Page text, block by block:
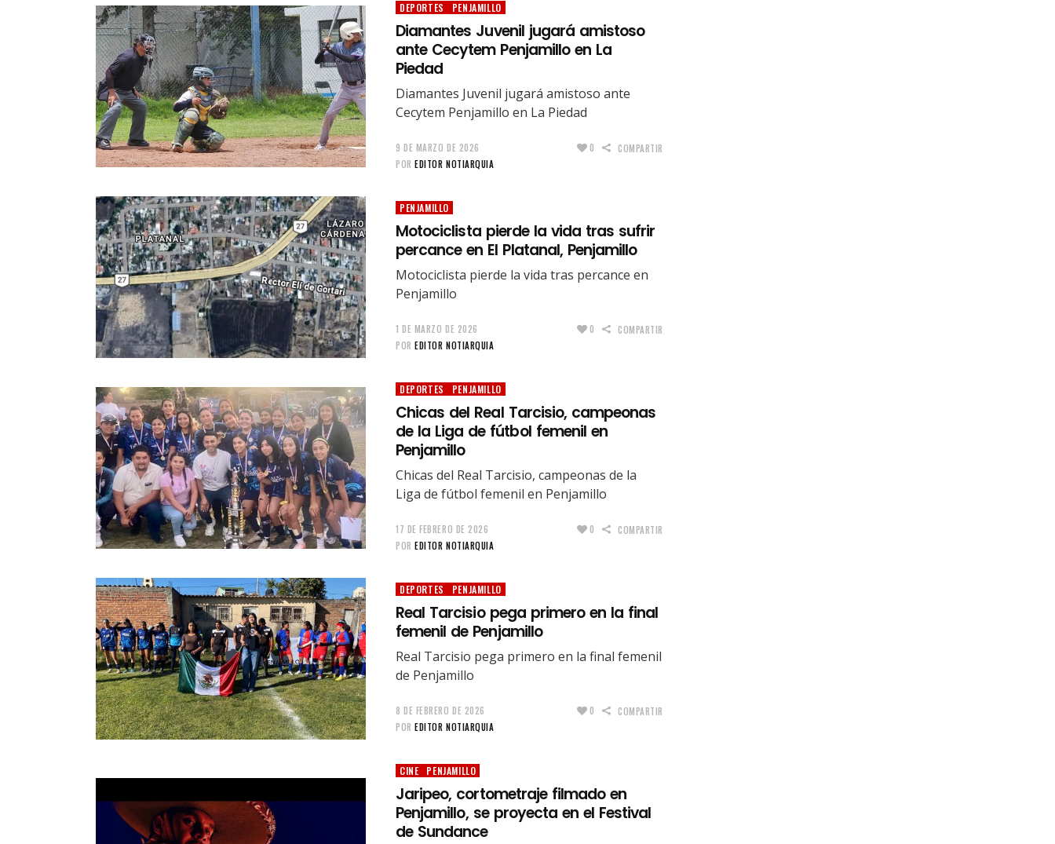
DEPORTES PENJAMILLO
Diamantes Juvenil jugará amistoso
ante Cecytem Penjamillo en La
Piedad
Diamantes Juvenil jugará amistoso ante
Cecytem Penjamillo en La Piedad
9 DE MARZO DE 2026
POR EDITOR NOTIARQUIA
0 COMPARTIR
PENJAMILLO
Motociclista pierde la vida tras sufrir
percance en El Platanal, Penjamillo
Motociclista pierde la vida tras percance en
Penjamillo
1 DE MARZO DE 2026
POR EDITOR NOTIARQUIA
0 COMPARTIR
DEPORTES PENJAMILLO
Chicas del Real Tarcisio, campeonas
de la Liga de fútbol femenil en
Penjamillo
Chicas del Real Tarcisio, campeonas de la
Liga de fútbol femenil en Penjamillo
17 DE FEBRERO DE 2026
POR EDITOR NOTIARQUIA
0 COMPARTIR
DEPORTES PENJAMILLO
Real Tarcisio pega primero en la final
femenil de Penjamillo
Real Tarcisio pega primero en la final femenil
de Penjamillo
8 DE FEBRERO DE 2026
POR EDITOR NOTIARQUIA
0 COMPARTIR
CINE PENJAMILLO
Jaripeo, cortometraje filmado en
Penjamillo, se proyecta en el Festival
de Sundance